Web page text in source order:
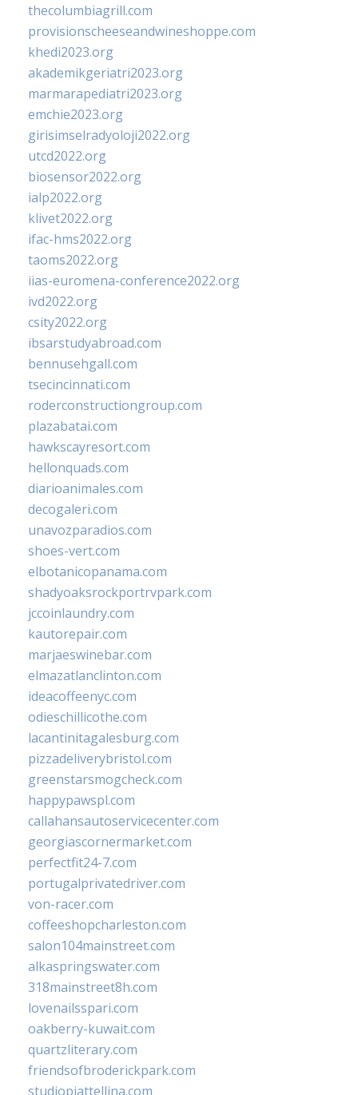
thecolumbiagrill.com
provisionscheeseandwineshoppe.com
khedi2023.org
akademikgeriatri2023.org
marmarapediatri2023.org
emchie2023.org
girisimselradyoloji2022.org
utcd2022.org
biosensor2022.org
ialp2022.org
klivet2022.org
ifac-hms2022.org
taoms2022.org
iias-euromena-conference2022.org
ivd2022.org
csity2022.org
ibsarstudyabroad.com
bennusehgall.com
tsecincinnati.com
roderconstructiongroup.com
plazabatai.com
hawkscayresort.com
hellonquads.com
diarioanimales.com
decogaleri.com
unavozparadios.com
shoes-vert.com
elbotanicopanama.com
shadyoaksrockportrvpark.com
jccoinlaundry.com
kautorepair.com
marjaeswinebar.com
elmazatlanclinton.com
ideacoffeenyc.com
odieschillicothe.com
lacantinitagalesburg.com
pizzadeliverybristol.com
greenstarsmogcheck.com
happypawspl.com
callahansautoservicecenter.com
georgiascornermarket.com
perfectfit24-7.com
portugalprivatedriver.com
von-racer.com
coffeeshopcharleston.com
salon104mainstreet.com
alkaspringswater.com
318mainstreet8h.com
lovenailsspari.com
oakberry-kuwait.com
quartzliterary.com
friendsofbroderickpark.com
studiopiattellina.com